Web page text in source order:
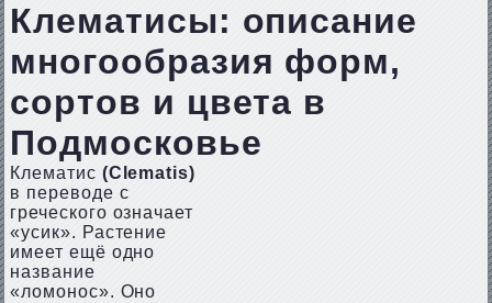
Клематисы: описание
многообразия форм,
сортов и цвета в
Подмосковье
Клематис (Clematis)
в переводе с
греческого означает
«усик». Растение
имеет ещё одно
название
«ломонос». Оно